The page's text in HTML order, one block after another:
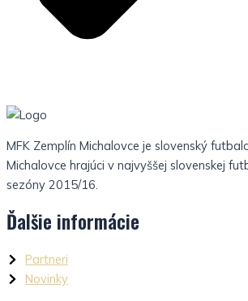
MFK Zemplín Michalovce je slovenský
Michalovce hrajúci v najvyššej slovenskej
sezóny 2015/16.
Ďalšie informácie
Partneri
Novinky